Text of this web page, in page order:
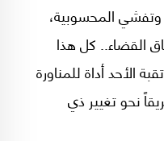
المحسوبية،
القضاء.. كل هذا
الأحد أداة للمناورة
نحو تغيير ذي